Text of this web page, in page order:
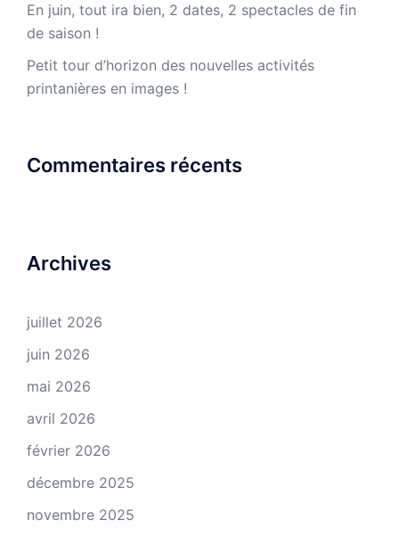
En juin, tout ira bien, 2 dates, 2 spectacles de fin
de saison !
Petit tour d’horizon des nouvelles activités
printanières en images !
Commentaires récents
Archives
juillet 2026
juin 2026
mai 2026
avril 2026
février 2026
décembre 2025
novembre 2025